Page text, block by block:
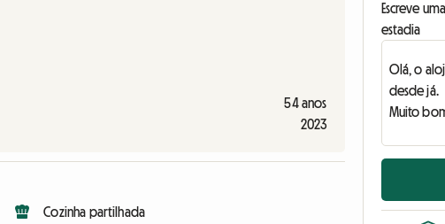
54 anos
2023
Cozinha partilhada
Escreve
estadia